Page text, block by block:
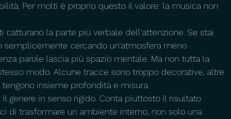
Per molti è proprio questo il valore: la musica non
catturano la parte più verbale dell'attenzione. Se stai
semplicemente cercando un'atmosfera meno
parole lascia più spazio mentale. Ma non tutta la
modo. Alcune tracce sono troppo decorative, altre
insieme profondità e misura.
genere in senso rigido. Conta piuttosto il risultato
di trasformare un ambiente interno, non solo una